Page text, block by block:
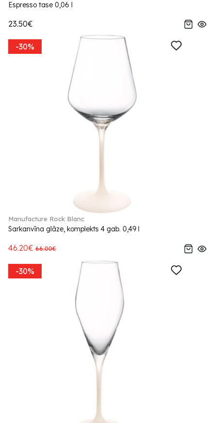
Espresso tase 0,06 l
23.50€
-30%
Manufacture Rock Blanc
Sarkanvīna glāze, komplekts 4 gab. 0,49 l
46.20€ 66.00€
-30%